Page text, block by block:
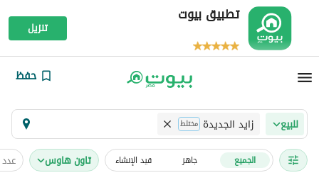
تطبيق بيوت
تنزيل
حفظ
للبيع زايد الجديدة مختلط
الجميع جاهز قيد الإنشاء تاون هاوس